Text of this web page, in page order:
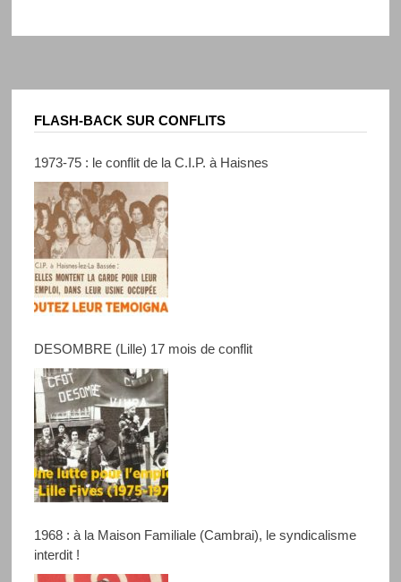
FLASH-BACK SUR CONFLITS
1973-75 : le conflit de la C.I.P. à Haisnes
DESOMBRE (Lille) 17 mois de conflit
1968 : à la Maison Familiale (Cambrai), le syndicalisme
interdit !